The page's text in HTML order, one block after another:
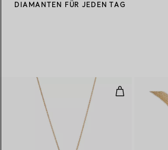
DIAMANTEN FÜR JEDEN TAG
Open